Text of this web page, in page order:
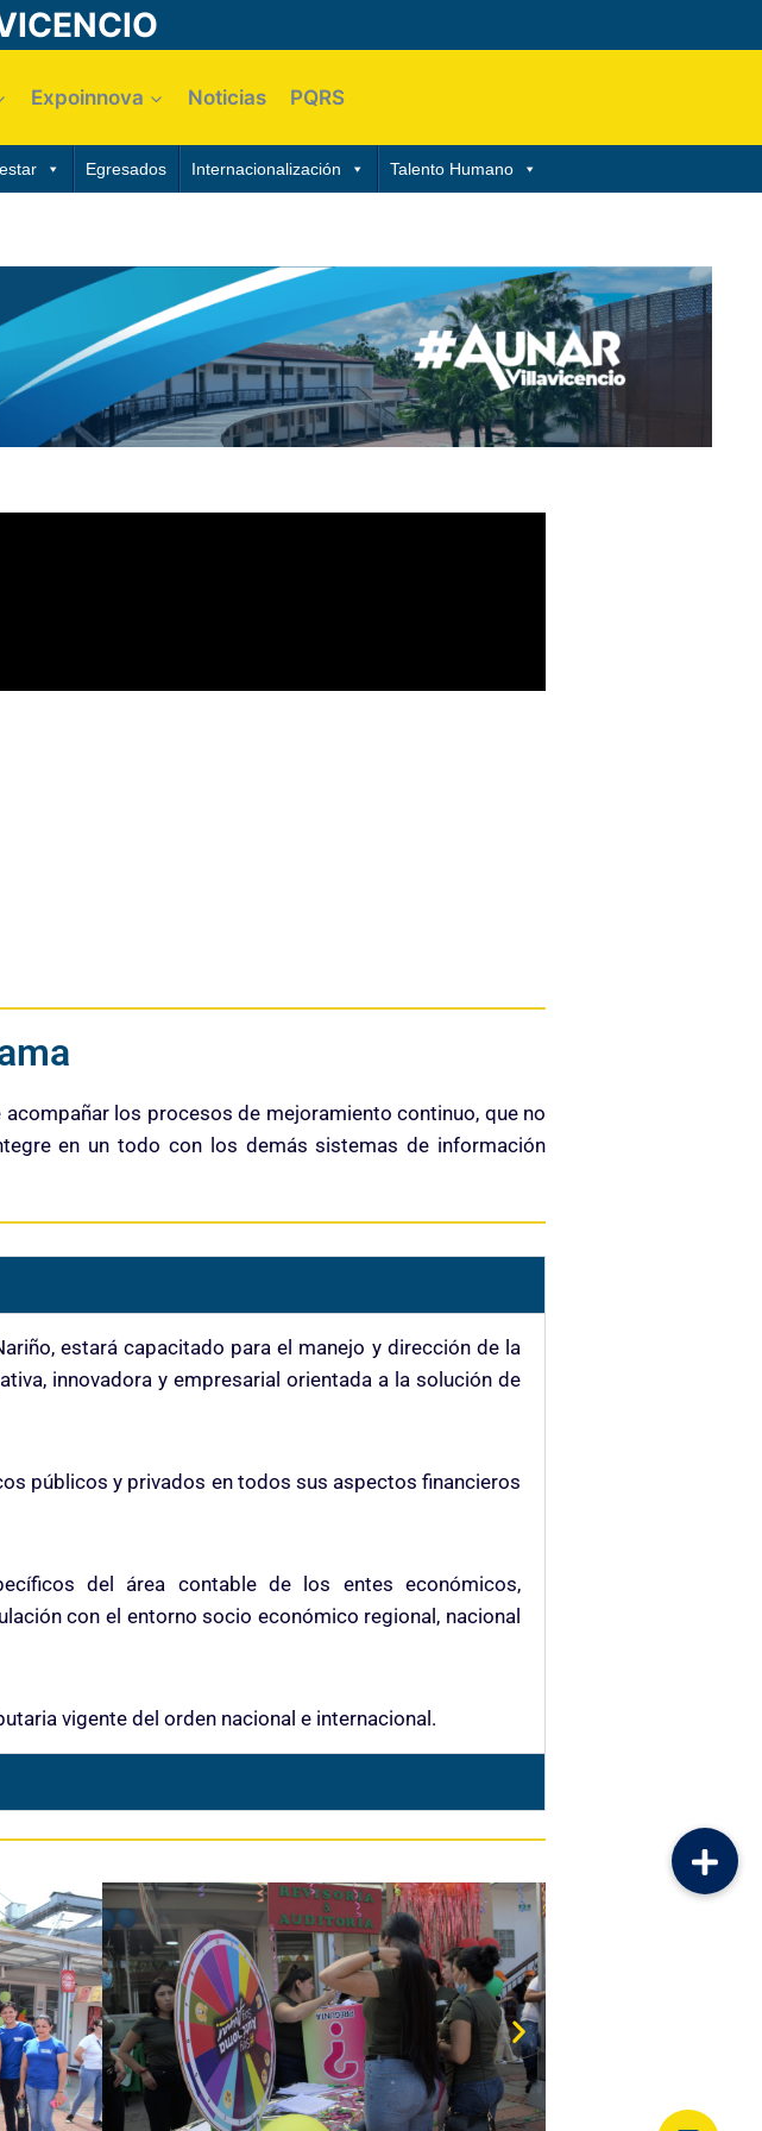
Expoinnova Noticias PQRS
Egresados Internacionalización Talento Humano
los procesos de mejoramiento continuo, que no
en un todo con los demás sistemas de información
estará capacitado para el manejo y dirección de la
innovadora y empresarial orientada a la solución de
públicos y privados en todos sus aspectos financieros
del área contable de los entes económicos,
con el entorno socio económico regional, nacional
vigente del orden nacional e internacional.